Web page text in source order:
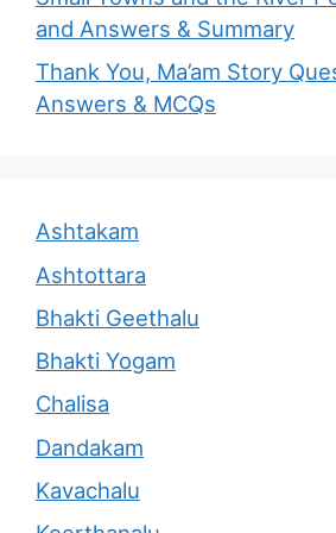
and Answers & Summary
Thank You, Ma’am Story
Answers & MCQs
Ashtakam
Ashtottara
Bhakti Geethalu
Bhakti Yogam
Chalisa
Dandakam
Kavachalu